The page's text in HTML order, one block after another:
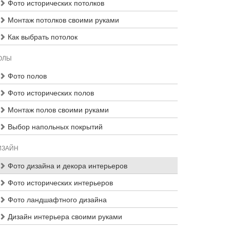
Фото исторических потолков
Монтаж потолков своими руками
Как выбрать потолок
Фото полов
Фото исторических полов
Монтаж полов своими руками
Выбор напольных покрытий
Фото дизайна и декора интерьеров
Фото исторических интерьеров
Фото ландшафтного дизайна
Дизайн интерьера своими руками